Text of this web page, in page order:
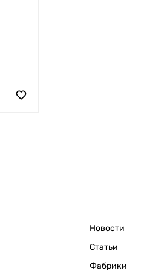
Новости
Статьи
Фабрики